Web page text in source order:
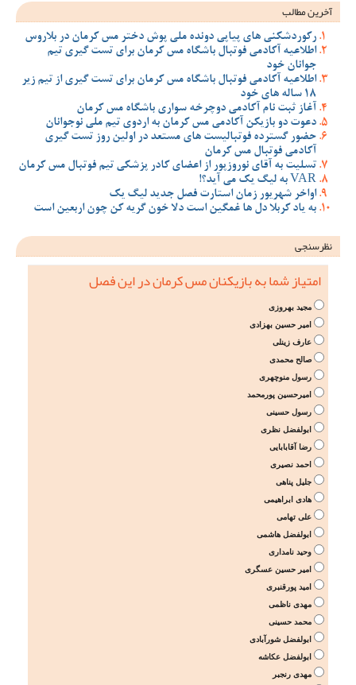
آخرین مطالب
رکوردشکنی های پیاپی دونده ملی پوش دختر مس کرمان در بلاروس
اطلاعیه آکادمی فوتبال باشگاه مس کرمان برای تست گیری تیم
جوانان خود
اطلاعیه آکادمی فوتبال باشگاه مس کرمان برای تست گیری از تیم زیر
18 ساله های خود
آغاز ثبت نام آکادمی دوچرخه سواری باشگاه مس کرمان
دعوت دو بازیکن آکادمی مس کرمان به اردوی تیم ملی نوجوانان
حضور گسترده فوتبالیست های مستعد در اولین روز تست گیری
آکادمی فوتبال مس کرمان
تسلیت به آقای نوروزپور از اعضای کادر پزشکی تیم فوتبال مس کرمان
VAR به لیگ یک می آید؟!
اواخر شهریور زمان استارت فصل جدید لیگ یک
به یاد کربلا دل ها غمگین است دلا خون گریه کن چون اربعین است
نظرسنجی
امتیاز شما به بازیکنان مس کرمان در این فصل
مجید بهروزی
امیر حسین بهزادی
عارف زینلی
صالح محمدی
رسول منوچهری
امیرحسین پورمحمد
رسول حسینی
ابولفضل نظری
رضا آقابابایی
احمد نصیری
جلیل پناهی
هادی ابراهیمی
علی تهامی
ابولفضل هاشمی
وحید نامداری
امیر حسین عسگری
امید پورقنبری
مهدی ناظمی
محمد حسینی
ابولفضل شورآبادی
ابولفضل عکاشه
مهدی رنجبر